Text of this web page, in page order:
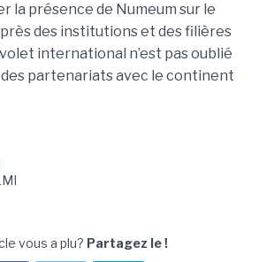
la présence de Numeum sur le
des institutions et des filières
international n’est pas oublié
des partenariats avec le continent
vous a plu? Partagez le !